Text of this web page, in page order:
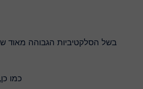
בשל הסלקטיביות הגבוהה מאוד
כמו